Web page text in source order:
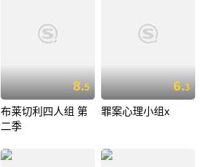
8.5
布莱切利四人组 第
二季
6.3
罪案心理小组x